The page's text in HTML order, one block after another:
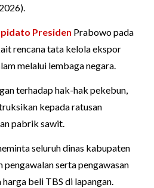
pidato Presiden Prabowo pada
rencana tata kelola ekspor
melalui lembaga negara.
terhadap hak-hak pekebun,
kepada ratusan
pabrik sawit.
seluruh dinas kabupaten
serta pengawasan
beli TBS di lapangan.